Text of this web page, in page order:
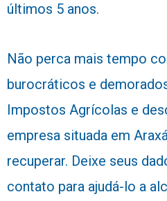
últimos 5 anos.
Não perca mais tempo
burocráticos e
Impostos Agrícolas e
empresa situada em
recuperar. Deixe seus
contato para ajudá-lo a